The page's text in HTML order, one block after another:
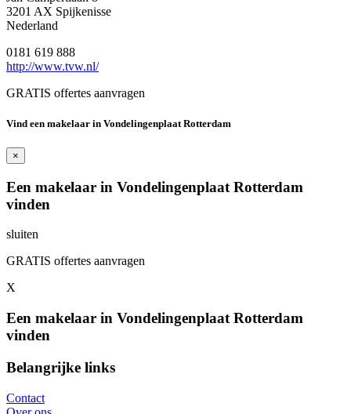
3201 AX Spijkenisse
Nederland
0181 619 888
http://www.tvw.nl/
GRATIS offertes aanvragen
Vind een makelaar in Vondelingenplaat Rotterdam
×
Een makelaar in Vondelingenplaat Rotterdam
vinden
sluiten
GRATIS offertes aanvragen
X
Een makelaar in Vondelingenplaat Rotterdam
vinden
Belangrijke links
Contact